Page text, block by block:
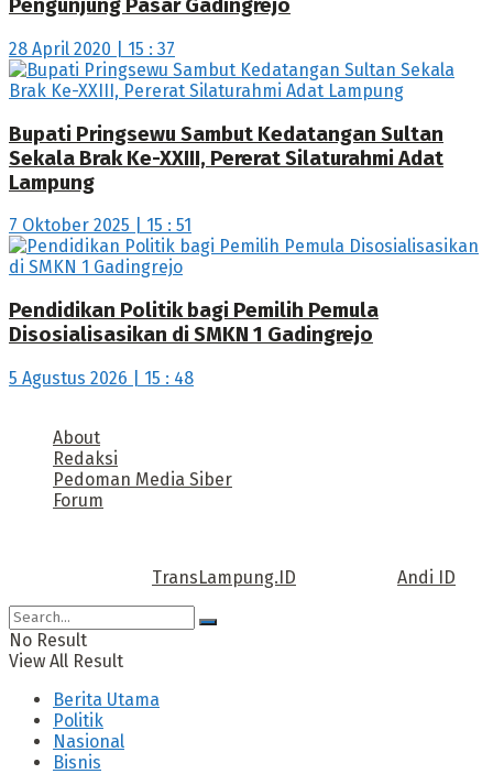
Pengunjung Pasar Gadingrejo
28 April 2020 | 15 : 37
Bupati Pringsewu Sambut Kedatangan Sultan
Sekala Brak Ke-XXIII, Pererat Silaturahmi Adat
Lampung
7 Oktober 2025 | 15 : 51
Pendidikan Politik bagi Pemilih Pemula
Disosialisasikan di SMKN 1 Gadingrejo
5 Agustus 2026 | 15 : 48
About
Redaksi
Pedoman Media Siber
Forum
TransLampung.ID Andi ID
No Result
View All Result
Berita Utama
Politik
Nasional
Bisnis